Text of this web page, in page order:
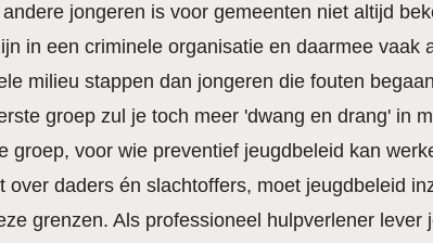
jongeren is voor gemeenten niet altijd
in een criminele organisatie en daarmee
milieu stappen dan jongeren die fouten
groep zul je toch meer 'dwang en drang' in
groep, voor wie preventief jeugdbeleid kan
over daders én slachtoffers, moet jeugdbeleid
grenzen. Als professioneel hulpverlener